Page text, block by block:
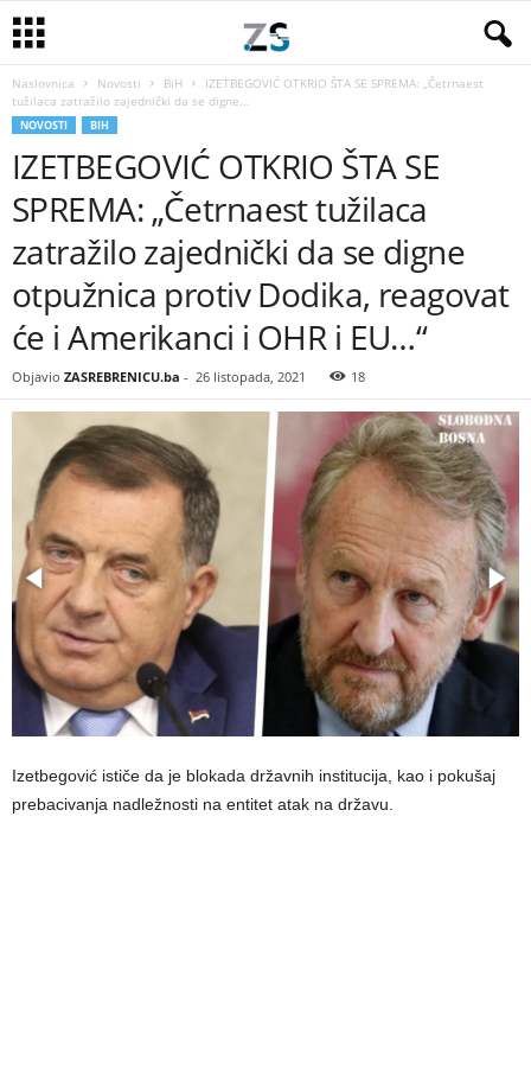
Naslovnica Novosti BiH
IZETBEGOVIĆ OTKRIO ŠTA SE SPREMA: „Četrnaest
tužilaca zatražilo zajednički da se digne...
NOVOSTI BIH
IZETBEGOVIĆ OTKRIO ŠTA SE
SPREMA: „Četrnaest tužilaca
zatražilo zajednički da se digne
otpužnica protiv Dodika, reagovat
će i Amerikanci i OHR i EU…“
Objavio ZASREBRENICU.ba - 26 listopada, 2021 18
Izetbegović ističe da je blokada državnih institucija, kao i pokušaj
prebacivanja nadležnosti na entitet atak na državu.